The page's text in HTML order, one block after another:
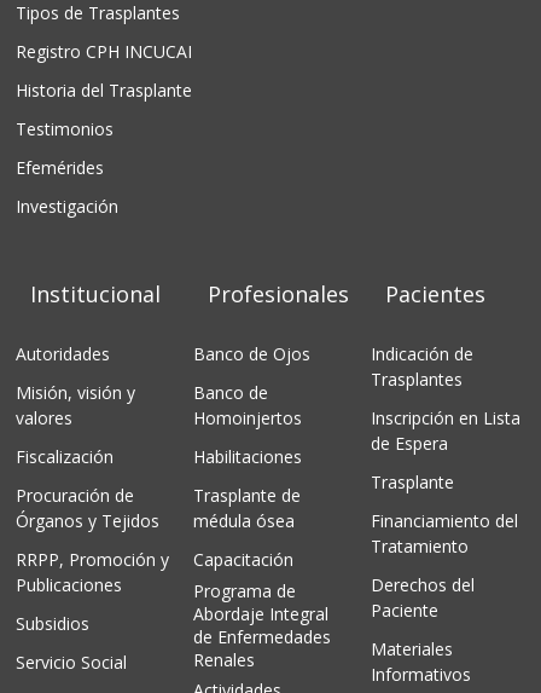
Tipos de Trasplantes
Registro CPH INCUCAI
Historia del Trasplante
Testimonios
Efemérides
Investigación
Institucional
Autoridades
Misión, visión y
valores
Fiscalización
Procuración de
Órganos y Tejidos
RRPP, Promoción y
Publicaciones
Subsidios
Servicio Social
Profesionales
Banco de Ojos
Banco de
Homoinjertos
Habilitaciones
Trasplante de
médula ósea
Capacitación
Programa de
Abordaje Integral
de Enfermedades
Renales
Pacientes
Indicación de
Trasplantes
Inscripción en Lista
de Espera
Trasplante
Financiamiento del
Tratamiento
Derechos del
Paciente
Materiales
Informativos